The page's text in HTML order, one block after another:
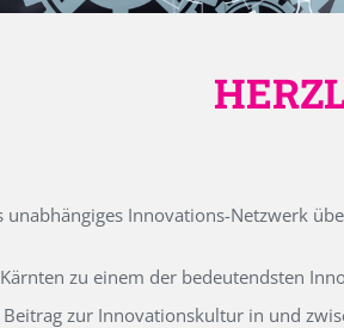
unabhängiges Innovations-Netzwerk
zu einem der bedeutendsten
Beitrag zur Innovationskultur in und